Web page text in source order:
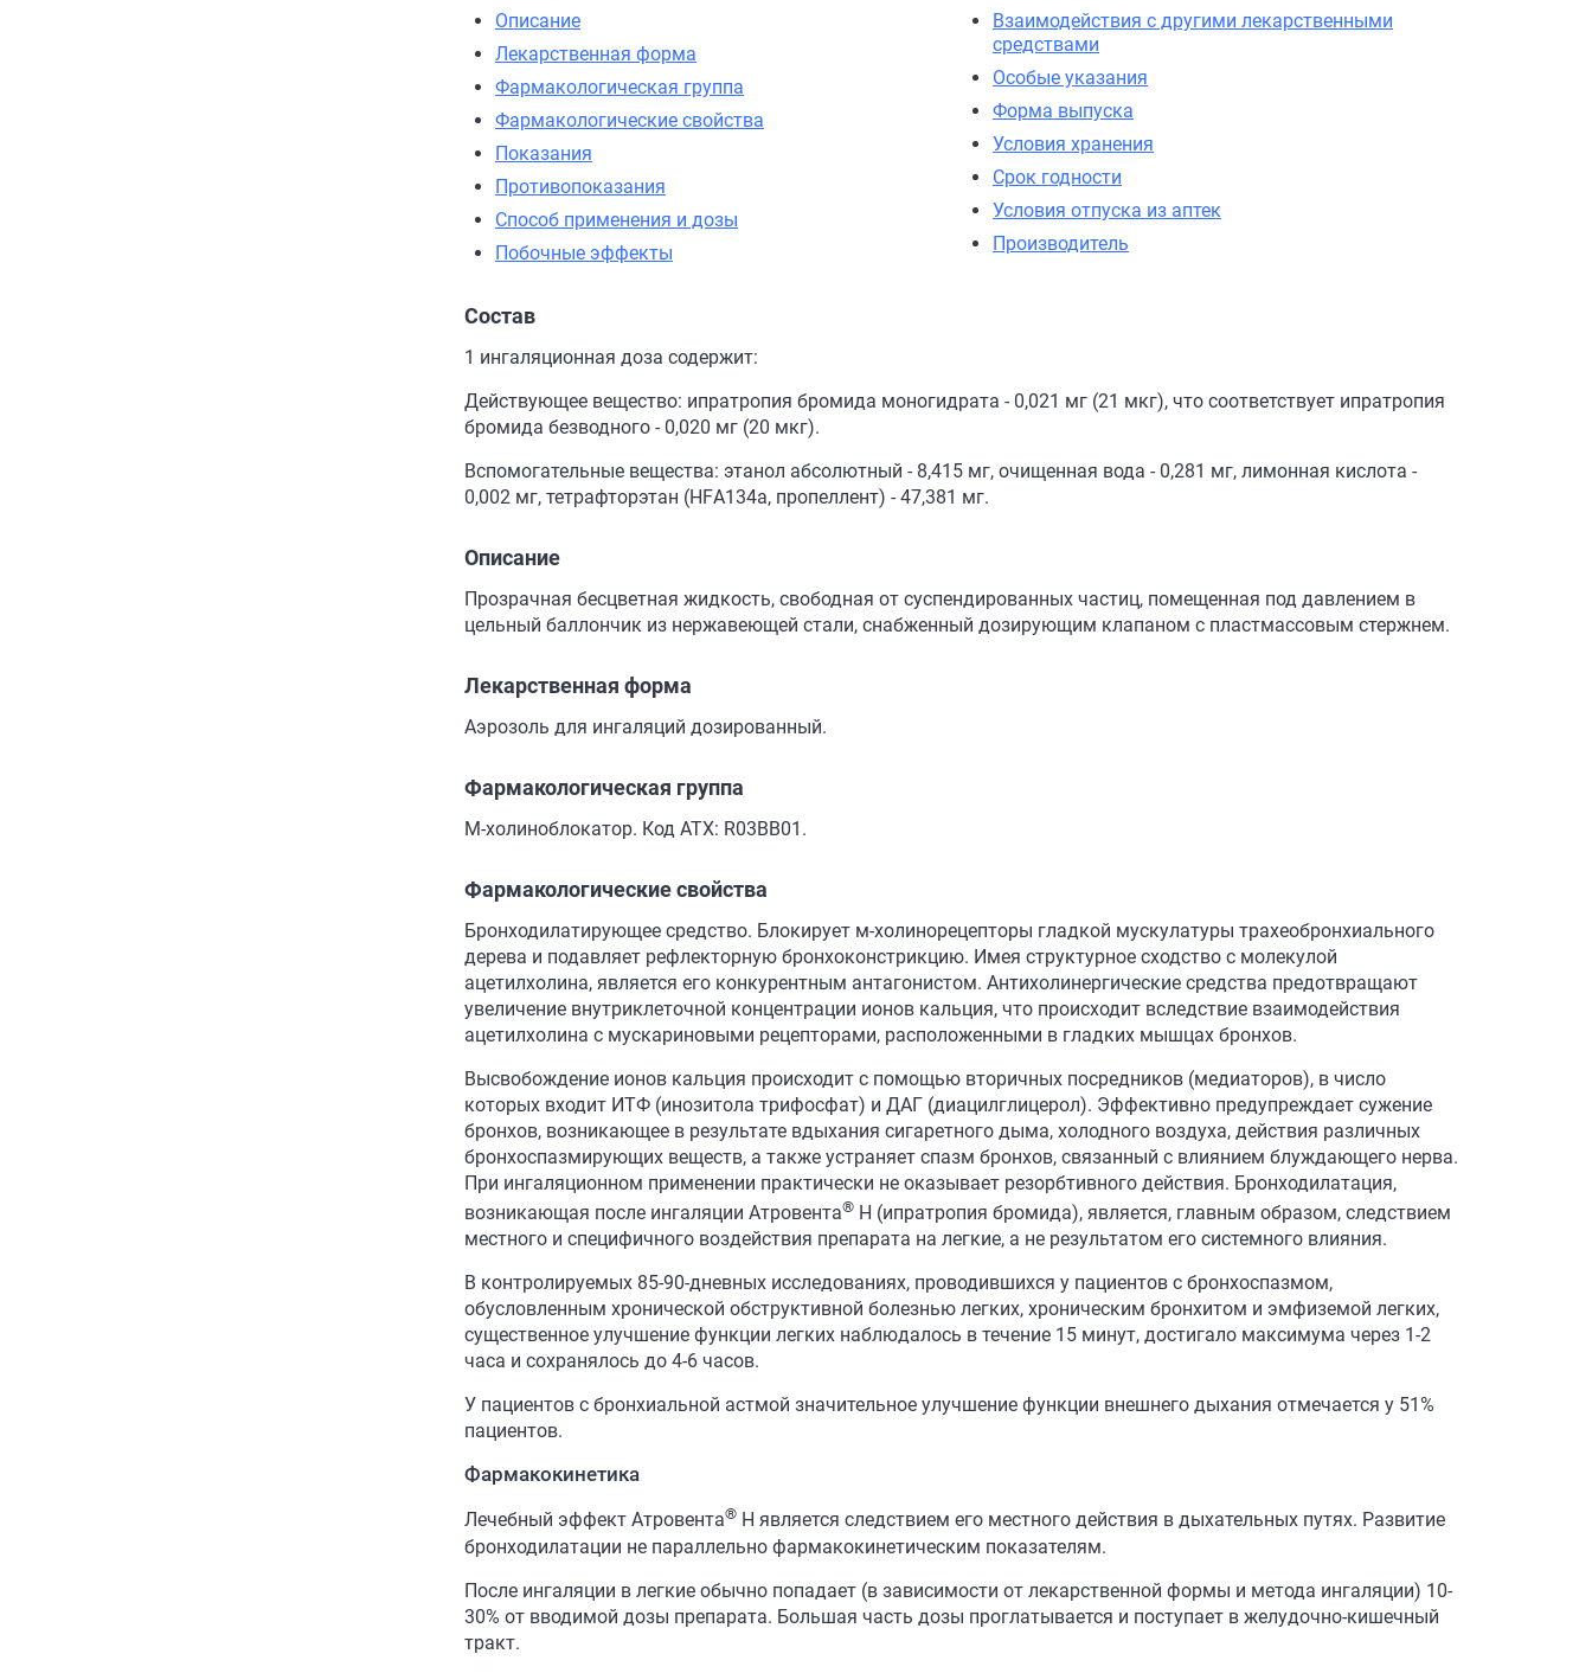
Описание
Лекарственная форма
Фармакологическая группа
Фармакологические свойства
Показания
Противопоказания
Способ применения и дозы
Побочные эффекты
Взаимодействия с другими лекарственными
средствами
Особые указания
Форма выпуска
Условия хранения
Срок годности
Условия отпуска из аптек
Производитель
Состав
1 ингаляционная доза содержит:
Действующее вещество: ипратропия бромида моногидрата - 0,021 мг (21 мкг), что соответствует ипратропия
бромида безводного - 0,020 мг (20 мкг).
Вспомогательные вещества: этанол абсолютный - 8,415 мг, очищенная вода - 0,281 мг, лимонная кислота -
0,002 мг, тетрафторэтан (НFА134а, пропеллент) - 47,381 мг.
Описание
Прозрачная бесцветная жидкость, свободная от суспендированных частиц, помещенная под давлением в
цельный баллончик из нержавеющей стали, снабженный дозирующим клапаном с пластмассовым стержнем.
Лекарственная форма
Аэрозоль для ингаляций дозированный.
Фармакологическая группа
М-холиноблокатор. Код АТХ: R03BB01.
Фармакологические свойства
Бронходилатирующее средство. Блокирует м-холинорецепторы гладкой мускулатуры трахеобронхиального
дерева и подавляет рефлекторную бронхоконстрикцию. Имея структурное сходство с молекулой
ацетилхолина, является его конкурентным антагонистом. Антихолинергические средства предотвращают
увеличение внутриклеточной концентрации ионов кальция, что происходит вследствие взаимодействия
ацетилхолина с мускариновыми рецепторами, расположенными в гладких мышцах бронхов.
Высвобождение ионов кальция происходит с помощью вторичных посредников (медиаторов), в число
которых входит ИТФ (инозитола трифосфат) и ДАГ (диацилглицерол). Эффективно предупреждает сужение
бронхов, возникающее в результате вдыхания сигаретного дыма, холодного воздуха, действия различных
бронхоспазмирующих веществ, а также устраняет спазм бронхов, связанный с влиянием блуждающего нерва.
При ингаляционном применении практически не оказывает резорбтивного действия. Бронходилатация,
возникающая после ингаляции Атровента® Н (ипратропия бромида), является, главным образом, следствием
местного и специфичного воздействия препарата на легкие, а не результатом его системного влияния.
В контролируемых 85-90-дневных исследованиях, проводившихся у пациентов с бронхоспазмом,
обусловленным хронической обструктивной болезнью легких, хроническим бронхитом и эмфиземой легких,
существенное улучшение функции легких наблюдалось в течение 15 минут, достигало максимума через 1-2
часа и сохранялось до 4-6 часов.
У пациентов с бронхиальной астмой значительное улучшение функции внешнего дыхания отмечается у 51%
пациентов.
Фармакокинетика
Лечебный эффект Атровента® Н является следствием его местного действия в дыхательных путях. Развитие
бронходилатации не параллельно фармакокинетическим показателям.
После ингаляции в легкие обычно попадает (в зависимости от лекарственной формы и метода ингаляции) 10-
30% от вводимой дозы препарата. Большая часть дозы проглатывается и поступает в желудочно-кишечный
тракт.